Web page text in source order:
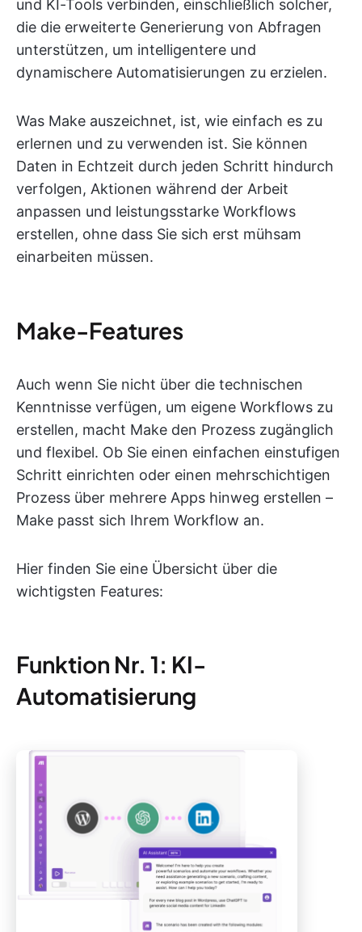
und KI-Tools verbinden, einschließlich solcher,
die die erweiterte Generierung von Abfragen
unterstützen, um intelligentere und
dynamischere Automatisierungen zu erzielen.
Was Make auszeichnet, ist, wie einfach es zu
erlernen und zu verwenden ist. Sie können
Daten in Echtzeit durch jeden Schritt hindurch
verfolgen, Aktionen während der Arbeit
anpassen und leistungsstarke Workflows
erstellen, ohne dass Sie sich erst mühsam
einarbeiten müssen.
Make-Features
Auch wenn Sie nicht über die technischen
Kenntnisse verfügen, um eigene Workflows zu
erstellen, macht Make den Prozess zugänglich
und flexibel. Ob Sie einen einfachen einstufigen
Schritt einrichten oder einen mehrschichtigen
Prozess über mehrere Apps hinweg erstellen –
Make passt sich Ihrem Workflow an.
Hier finden Sie eine Übersicht über die
wichtigsten Features:
Funktion Nr. 1: KI-
Automatisierung